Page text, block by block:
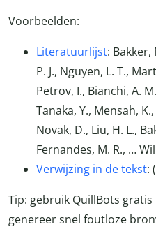
Voorbeelden:
Literatuurlijst: Bakker,
P. J., Nguyen, L. T.,
Petrov, I., Bianchi, A.
Tanaka, Y., Mensah,
Novak, D., Liu, H. L.,
Fernandes, M. R., …
Verwijzing in de tekst:
Tip: gebruik QuillBots gratis
genereer snel foutloze